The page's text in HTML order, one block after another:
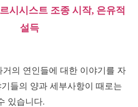
시시스트 조종 시작, 은유적
설득
거의 연인들에 대한 이야기를 자
들의 양과 세부사항이 때로는
있습니다.